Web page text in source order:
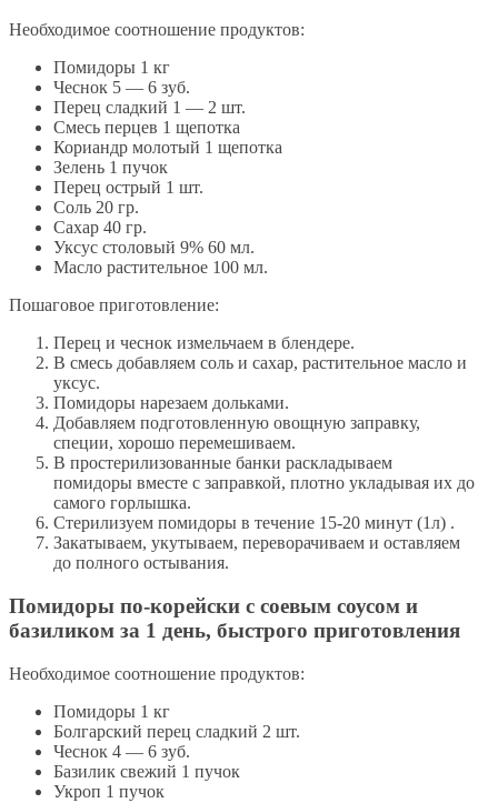
Необходимое соотношение продуктов:
Помидоры 1 кг
Чеснок 5 — 6 зуб.
Перец сладкий 1 — 2 шт.
Смесь перцев 1 щепотка
Кориандр молотый 1 щепотка
Зелень 1 пучoк
Перец острый 1 шт.
Соль 20 гр.
Сахар 40 гр.
Уксус столовый 9% 60 мл.
Масло растительное 100 мл.
Пошаговое приготовление:
Перец и чеснок измельчаем в блендере.
В смесь добавляем соль и сахар, растительное масло и
уксус.
Помидоры нарезаем дольками.
Добавляем подготовленную овощную заправку,
специи, хорошо перемешиваем.
В простерилизованные банки раскладываем
помидоры вместе с заправкой, плотно укладывая их до
самого горлышка.
Стерилизуем помидоры в течение 15-20 минут (1л) .
Закатываем, укутываем, переворачиваем и оставляем
до полного остывания.
Помидоры по-корейски с соевым соусом и
базиликом за 1 день, быстрого приготовления
Необходимое соотношение продуктов:
Помидоры 1 кг
Болгарский перец сладкий 2 шт.
Чеснок 4 — 6 зуб.
Базилик свежий 1 пучoк
Укроп 1 пучoк